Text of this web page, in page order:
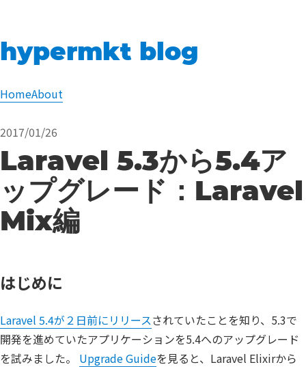
hypermkt blog
HomeAbout
2017/01/26
Laravel 5.3から5.4ア
ップグレード：Laravel
Mix編
はじめに
Laravel 5.4が２日前にリリースされていたことを知り、5.3で
開発を進めていたアプリケーションを5.4へのアップグレード
を試みました。 Upgrade Guideを見ると、Laravel Elixirから